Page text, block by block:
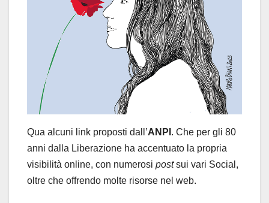
Qua alcuni link proposti dall’ANPI . Che per gli 80
anni dalla Liberazione ha accentuato la propria
visibilità online, con numerosi postsui vari Social,
oltre che offrendo molte risorse nel web.